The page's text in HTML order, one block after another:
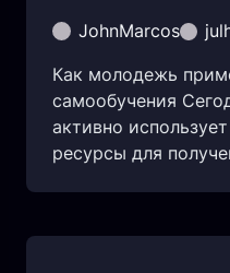
JohnMarcos
Как молодежь
самообучения
активно
ресурсы для